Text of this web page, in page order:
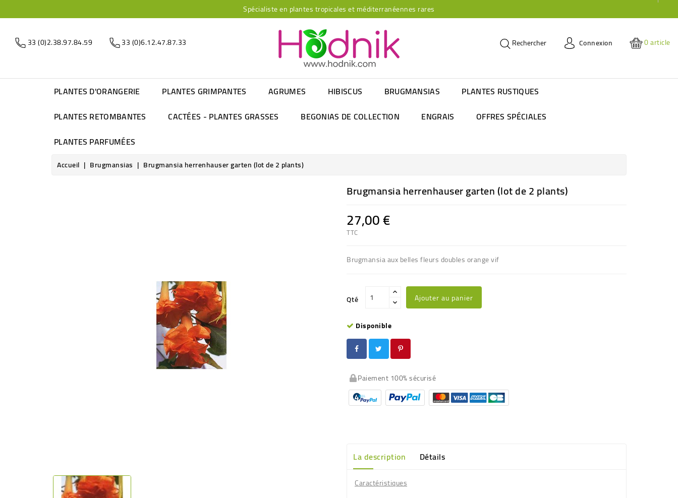
Spécialiste en plantes tropicales et méditerranéennes rares
33 (0)2.38.97.84.59 33 (0)6.12.47.87.33 Rechercher Connexion 0article
PLANTES D'ORANGERIE PLANTES GRIMPANTES AGRUMES HIBISCUS BRUGMANSIAS
PLANTES RUSTIQUES
PLANTES RETOMBANTES
CACTÉES - PLANTES GRASSES BEGONIAS DE COLLECTION ENGRAIS
OFFRES SPÉCIALES
PLANTES PARFUMÉES
Accueil Brugmansias Brugmansia herrenhauser garten (lot de 2 plants)
Brugmansia herrenhauser garten (lot de 2 plants)
27,00 €
TTC
Brugmansia aux belles fleursdoubles orange vif
Qté Ajouter au panier
Disponible
Paiement 100% sécurisé
La description Détails
Caractéristiques